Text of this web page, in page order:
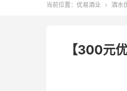
当前位置： 优易酒业  酒水
【300元